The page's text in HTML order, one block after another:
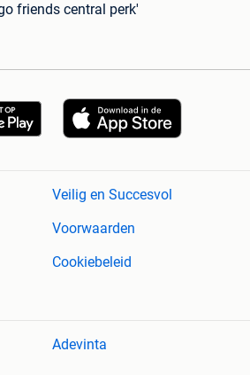
friends central perk'
Veilig en Succesvol
Voorwaarden
Cookiebeleid
Adevinta